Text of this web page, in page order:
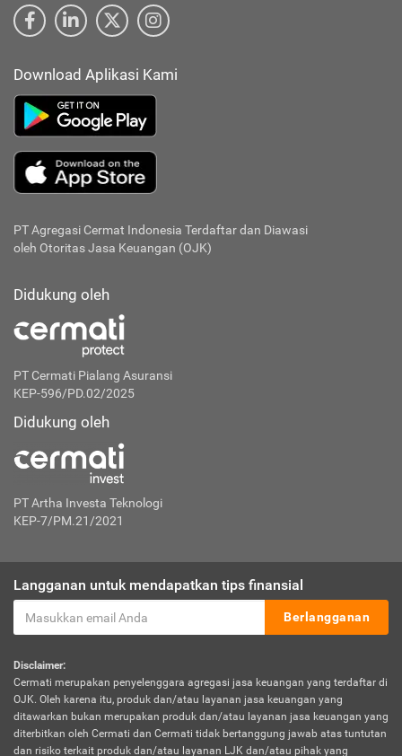
Download Aplikasi Kami
PT Agregasi Cermat Indonesia Terdaftar dan Diawasi
oleh Otoritas Jasa Keuangan (OJK)
Didukung oleh
PT Cermati Pialang Asuransi
KEP-596/PD.02/2025
Didukung oleh
PT Artha Investa Teknologi
KEP-7/PM.21/2021
Langganan untuk mendapatkan tips finansial
Berlangganan
Disclaimer:
Cermati merupakan penyelenggara agregasi jasa keuangan yang terdaftar di
OJK. Oleh karena itu, produk dan/atau layanan jasa keuangan yang
ditawarkan bukan merupakan produk dan/atau layanan jasa keuangan yang
diterbitkan oleh Cermati dan Cermati tidak bertanggung jawab atas tuntutan
dan risiko terkait produk dan/atau layanan LJK dan/atau pihak yang